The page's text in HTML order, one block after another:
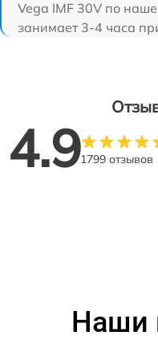
Vega IMF 30V по
занимает 3-4 часа
4.91799 отзывов
Наши